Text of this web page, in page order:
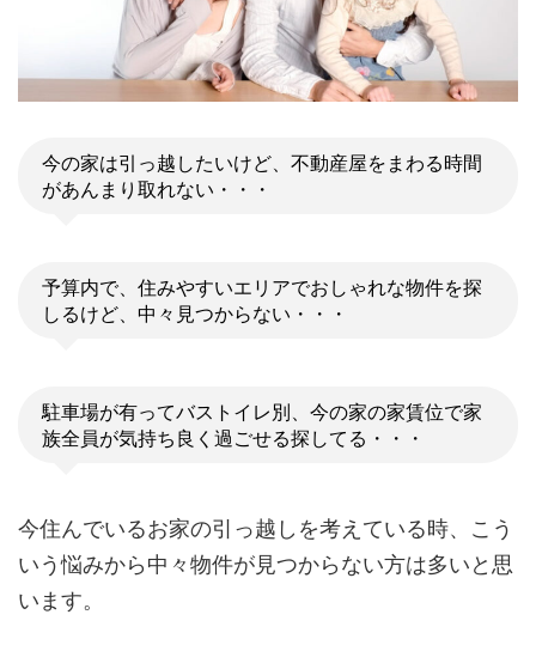
今の家は引っ越したいけど、不動産屋をまわる時間
があんまり取れない・・・
予算内で、住みやすいエリアでおしゃれな物件を探
しるけど、中々見つからない・・・
駐車場が有ってバストイレ別、今の家の家賃位で家
族全員が気持ち良く過ごせる探してる・・・
今住んでいるお家の引っ越しを考えている時、こう
いう悩みから中々物件が見つからない方は多いと思
います。